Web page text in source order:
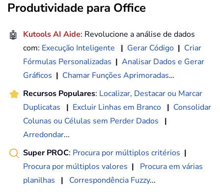
Produtividade para Office
🤖 Kutools AI Aide: Revolucione a análise de dados
com: Execução Inteligente | Gerar Código | Criar
Fórmulas Personalizadas | Analisar Dados e Gerar
Gráficos | Chamar Funções Aprimoradas…
Recursos Populares: Localizar, Destacar ou Marcar
Duplicatas
| Excluir Linhas em Branco | Consolidar
Colunas ou Células sem Perder Dados
|
Arredondar...
Super PROC: Procura por múltiplos critérios |
Procura por múltiplos valores |
Procura em várias
planilhas
| Correspondência Fuzzy...